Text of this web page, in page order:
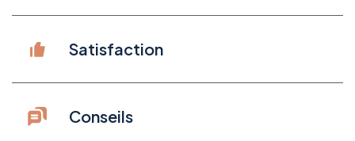
Satisfaction
Conseils